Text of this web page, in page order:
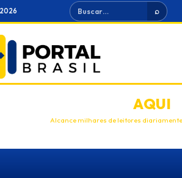
Buscar ⌕
ANUNCIEAQUI
Alcance milhares de leitores diariamente